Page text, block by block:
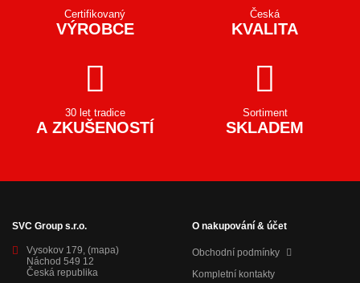
Certifikovaný
VÝROBCE
Česká
KVALITA
30 let tradice
A ZKUŠENOSTÍ
Sortiment
SKLADEM
SVC Group s.r.o.
Vysokov 179, (mapa)
Náchod 549 12
Česká republika
O nakupování & účet
Obchodní podmínky
Kompletní kontakty